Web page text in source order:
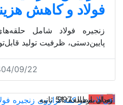
فولاد و کاهش
زنجیره فولاد شامل
پایین‌دستی، ظرفیت تولید
09/22
آهن‌آلات
زمان مطالعه: 51 ثانیه
تعداد بازدید: 997